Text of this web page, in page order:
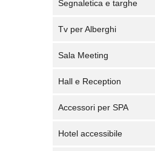
Segnaletica e targhe
Tv per Alberghi
Sala Meeting
Hall e Reception
Accessori per SPA
Hotel accessibile